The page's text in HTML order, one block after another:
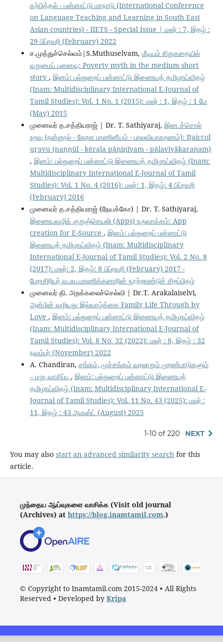
கற்பித்தல் - பன்னாட்டு மாநாடு (International Conference
on Language Teaching and Learning in South East
Asian countries) - IIETS - Special Issue | மலர் : 7, இதழ் :
29 பிப்ரவரி (February) 2022
ச.முத்துச்செல்வம்|S.Muthuselvam, மீடியம் சிறுகதையில்
வறுமைப் புனைவு: Poverty myth in the medium short
story , இனம்: பல்துறைப் பன்னாட்டு இணையத் தமிழாய்விதழ்
(Inam: Multidisciplinary International E-Journal of
Tamil Studies): Vol. 1 No. 1 (2015): மலர் : 1, இதழ் : 1 மே
(May) 2015
முனைவர் த.சத்தியராஜ் | Dr. T. Sathiyaraj, இடைச்சொல்
உறவு (நன்னூல் - கேரள பாணினீயம் - பாலவியாகரணம்): Iṭaiccol
uṟavu (naṉṉūl - kēraḷa pāṇiṉīyam - pālaviyākaraṇam)
, இனம்: பல்துறைப் பன்னாட்டு இணையத் தமிழாய்விதழ் (Inam:
Multidisciplinary International E-Journal of Tamil
Studies): Vol. 1 No. 4 (2016): மலர்: 1, இதழ்: 4 பிப்ரவரி
(February) 2016
முனைவர் த.சத்தியராஜ் (நேயக்கோ) | Dr. T. Sathiyaraj,
இணையவழிக் குறுஞ்செயலி (Apps) உருவாக்கம்: App
creation for E-Source , இனம்: பல்துறைப் பன்னாட்டு
இணையத் தமிழாய்விதழ் (Inam: Multidisciplinary
International E-Journal of Tamil Studies): Vol. 2 No. 8
(2017): மலர்: 2, இதழ்: 8 பிப்ரவரி (February) 2017 -
பேராசிரியர் வ.சுப.மாணிக்கனாரின் நூற்றாண்டுச் சிறப்பிதழ்
முனைவர் தி. அறக்கலைச்செல்வி | Dr.T. Arakalaiselvi,
அன்பின் வழியது இல்வாழ்க்கை Family Life Through by
Love , இனம்: பல்துறைப் பன்னாட்டு இணையத் தமிழாய்விதழ்
(Inam: Multidisciplinary International E-Journal of
Tamil Studies): Vol. 8 No. 32 (2022): மலர் : 8, இதழ் : 32
நவம்பர் (November) 2022
A. Chandiran, சங்கம், முச்சங்கம் வரலாறும் முரண்பாடுகளும்
– மறு வாசிப்பு , இனம்: பல்துறைப் பன்னாட்டு இணையத்
தமிழாய்விதழ் (Inam: Multidisciplinary International E-
Journal of Tamil Studies): Vol. 11 No. 43 (2025): மலர் :
11, இதழ் : 43 ஆகஸ்ட் (August) 2025
1-10 of 220 NEXT
You may also start an advanced similarity searchfor this
article.
முந்தைய ஆய்வுகளை வாசிக்க (Visit old journal
(Archives) at https://blog.inamtamil.com.)
© Copyright to Inamtamil.com 2015-2024 • All Rights
Reserved • Developed by Kripa